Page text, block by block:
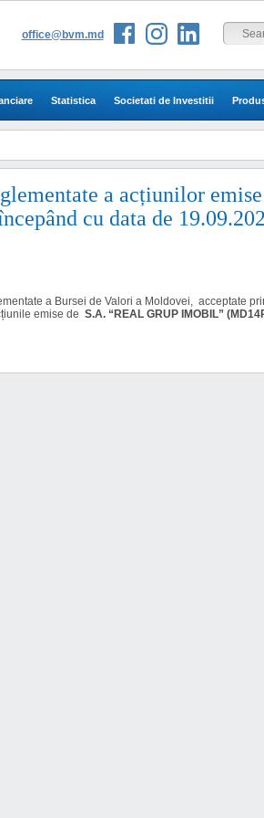
office@bvm.md
Statistica Societati de Investitii
a acțiunilor
cu data de
a Bursei de Valori a Moldovei, acceptate
emise de S.A. “REAL GRUP IMOBIL”